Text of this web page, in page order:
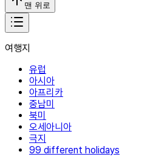
맨 위로
여행지
유럽
아시아
아프리카
중남미
북미
오세아니아
극지
99 different holidays